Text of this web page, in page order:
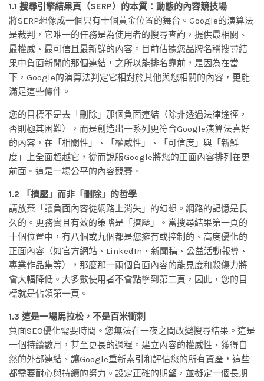
1.1 搜尋引擎結果頁（SERP）的本質：動態的內容競技場
將SERP想像成一個只有十個黃金位置的舞台。Google的演算法
是裁判，它唯一的任務是為使用者的搜尋查詢，提供最相關、
最權威、最可信且最新鮮的內容。目前佔據您品牌名稱搜尋結
果中負面新聞的那個連結，之所以能排名靠前，是因為在當
下，Google的演算法判定它相對於其他與您相關的內容，更能
滿足這些條件。
您的目標不是去「刪除」那個負面連結（除非透過法律途徑，
否則極其困難），而是創造出一系列更符合Google演算法喜好
的內容，在「相關性」、「權威性」、「可信度」與「新鮮
度」上全面超越它，從而說服Google將您的正面內容排列在更
前面。這是一場公平的內容競賽。
1.2 「擠壓」而非「刪除」的哲學
請放棄「讓負面內容從網路上消失」的幻想。網路的記憶是長
久的。更務實且有效的策略是「擠壓」。當搜尋結果第一頁的
十個位置中，有八個或九個都是您擁有或控制的、高度優化的
正面內容（如官方網站、LinkedIn、新聞稿、公益活動報導、
專業作品集等），那麼那一兩個負面內容的能見度和殺傷力將
會大幅降低。大多數使用者不會點擊到第二頁，因此，您的目
標就是佔領第一頁。
1.3 這是一場馬拉松，不是百米衝刺
負面SEO優化需要時間。您無法在一夜之間改變搜尋結果。這是
一個持續數月，甚至更長的過程。建立內容的權威性、獲得自
然的外部連結、讓Google重新索引和評估您的所有資產，這些
都需要耐心與持續的努力。設定正確的期望，並擬定一個長期